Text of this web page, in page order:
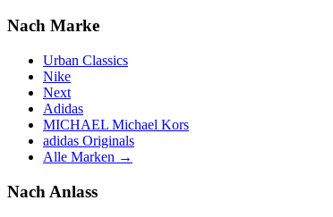
Nach Marke
Urban Classics
Nike
Next
Adidas
MICHAEL Michael Kors
adidas Originals
Alle Marken →
Nach Anlass